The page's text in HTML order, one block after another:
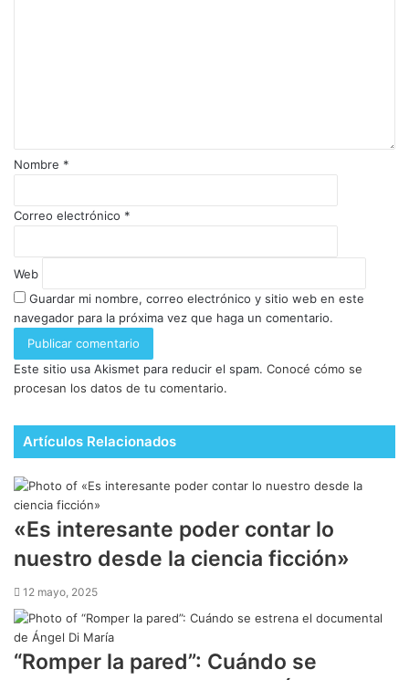
Nombre *
Correo electrónico *
Web
Guardar mi nombre, correo electrónico y sitio web en este
navegador para la próxima vez que haga un comentario.
Este sitio usa Akismet para reducir el spam. Conocé cómo se
procesan los datos de tu comentario.
Artículos Relacionados
​«Es interesante poder contar lo
nuestro desde la ciencia ficción»
12 mayo, 2025
“Romper la pared”: Cuándo se